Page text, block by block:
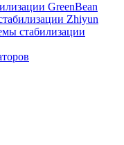
GreenBean
Zhiyun
стабилизации